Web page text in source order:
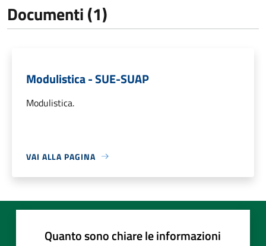
Documenti (1)
Modulistica - SUE-SUAP
Modulistica.
VAI ALLA PAGINA
Quanto sono chiare le informazioni